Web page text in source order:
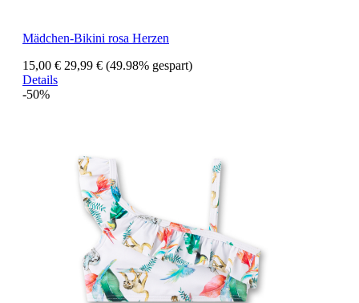
Mädchen-Bikini rosa Herzen
15,00 € 29,99 € (49.98% gespart)
Details
-50%